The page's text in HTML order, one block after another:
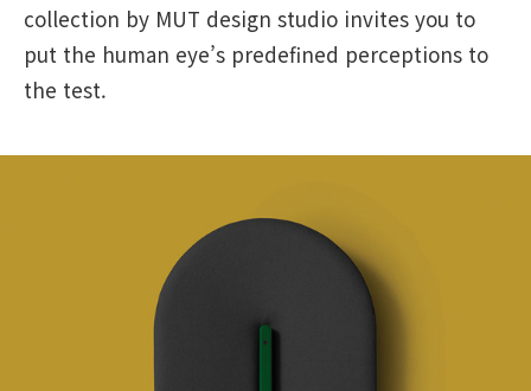
collection by MUT design studio invites you to
put the human eye’s predefined perceptions to
the test.